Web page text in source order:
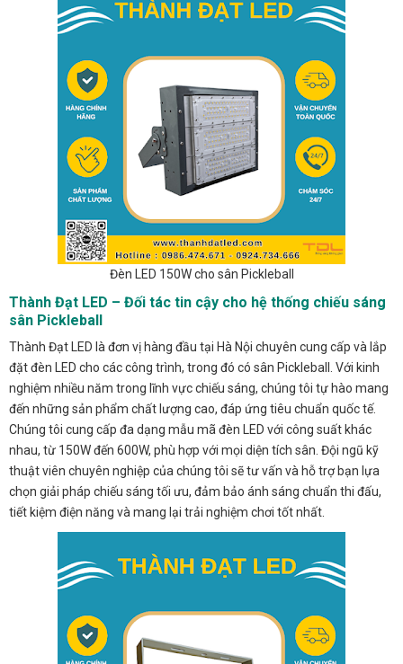
Đèn LED 150W cho sân Pickleball
Thành Đạt LED – Đối tác tin cậy cho hệ thống chiếu sáng
sân Pickleball
Thành Đạt LED là đơn vị hàng đầu tại Hà Nội chuyên cung cấp và lắp
đặt đèn LED cho các công trình, trong đó có sân Pickleball. Với kinh
nghiệm nhiều năm trong lĩnh vực chiếu sáng, chúng tôi tự hào mang
đến những sản phẩm chất lượng cao, đáp ứng tiêu chuẩn quốc tế.
Chúng tôi cung cấp đa dạng mẫu mã đèn LED với công suất khác
nhau, từ 150W đến 600W, phù hợp với mọi diện tích sân. Đội ngũ kỹ
thuật viên chuyên nghiệp của chúng tôi sẽ tư vấn và hỗ trợ bạn lựa
chọn giải pháp chiếu sáng tối ưu, đảm bảo ánh sáng chuẩn thi đấu,
tiết kiệm điện năng và mang lại trải nghiệm chơi tốt nhất.